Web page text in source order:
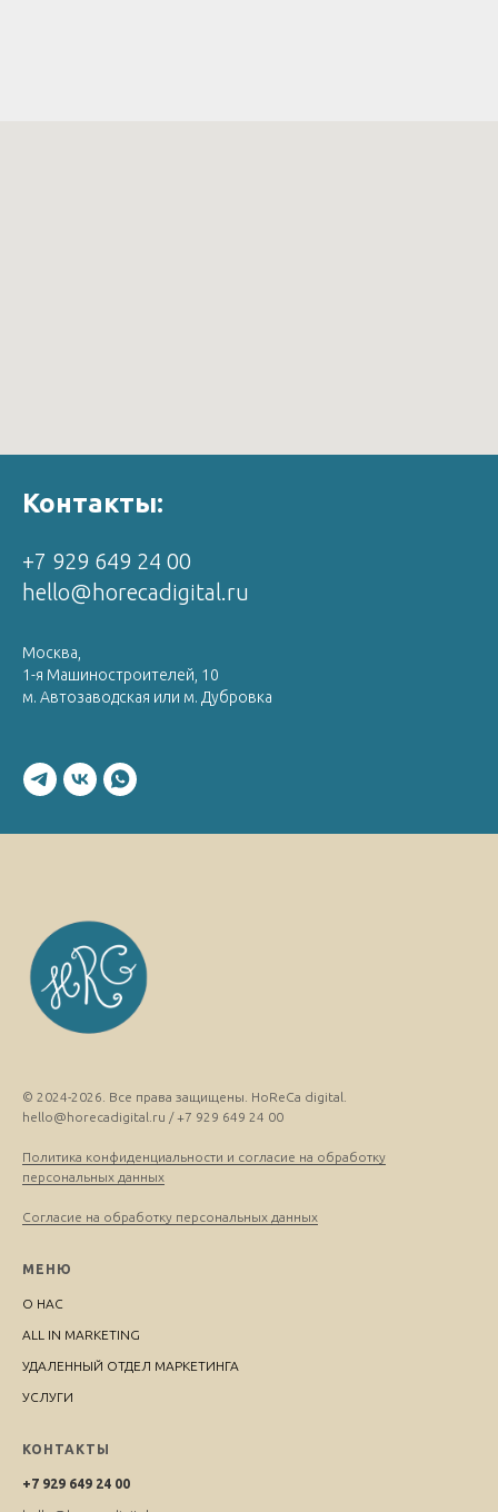
Контакты:
+7 929 649 24 00
hello@horecadigital.ru
Москва,
1-я Машиностроителей, 10
м. Автозаводская или м. Дубровка
© 2024-2026. Все права защищены. HoReCa digital.
hello@horecadigital.ru / +7 929 649 24 00
Политика конфиденциальности и согласие на обработку
персональных данных
Согласие на обработку персональных данных
МЕНЮ
О НАС
ALL IN MARKETING
УДАЛЕННЫЙ ОТДЕЛ МАРКЕТИНГА
УСЛУГИ
КОНТАКТЫ
+7 929 649 24 00